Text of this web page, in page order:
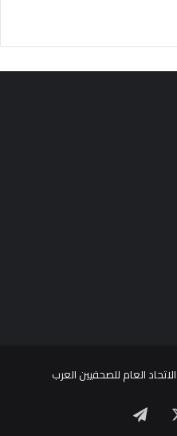
الاتحاد العام للصحفيين العرب
تيلقرام